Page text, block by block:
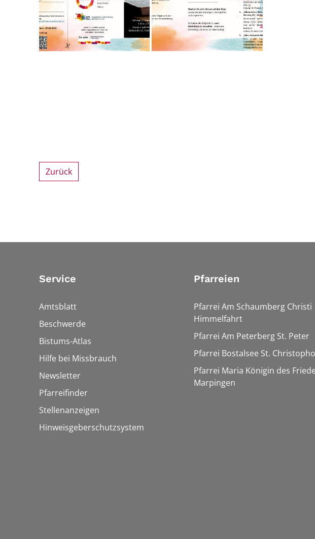
Zurück
Service
Amtsblatt
Beschwerde
Bistums-Atlas
Hilfe bei Missbrauch
Newsletter
Pfarreifinder
Stellenanzeigen
Hinweisgeberschutzsystem
Pfarreien
Pfarrei Am Schaumberg Christi
Himmelfahrt
Pfarrei Am Peterberg St. Peter
Pfarrei Bostalsee St.
Pfarrei Maria Königin des
Marpingen